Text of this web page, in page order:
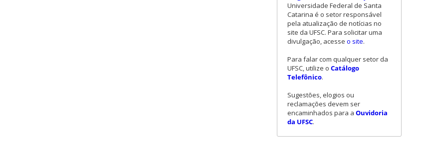
Universidade Federal de Santa
Catarina é o setor responsável
pela atualização de notícias no
site da UFSC. Para solicitar uma
divulgação, acesse o site.
Para falar com qualquer setor da
UFSC, utilize o Catálogo
Telefônico.
Sugestões, elogios ou
reclamações devem ser
encaminhados para a Ouvidoria
da UFSC.